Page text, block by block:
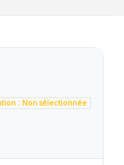
: Non sélectionnée